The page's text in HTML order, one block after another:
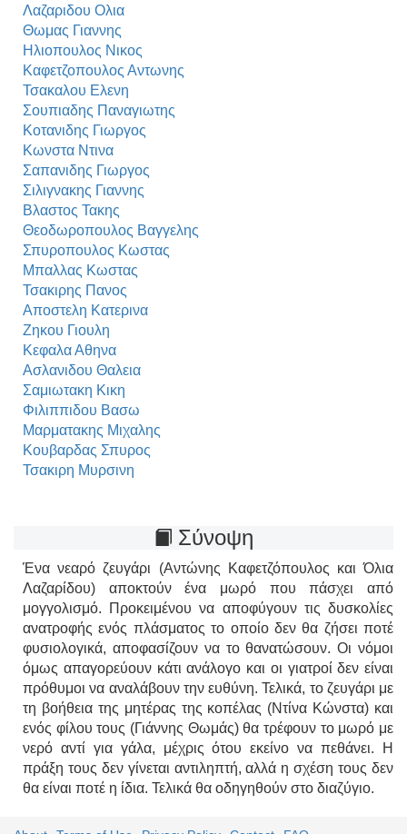
Λαζαριδου Ολια
Θωμας Γιαννης
Ηλιοπουλος Νικος
Καφετζοπουλος Αντωνης
Τσακαλου Ελενη
Σουπιαδης Παναγιωτης
Κοτανιδης Γιωργος
Κωνστα Ντινα
Σαπανιδης Γιωργος
Σιλιγνακης Γιαννης
Βλαστος Τακης
Θεοδωροπουλος Βαγγελης
Σπυροπουλος Κωστας
Μπαλλας Κωστας
Τσακιρης Πανος
Αποστελη Κατερινα
Ζηκου Γιουλη
Κεφαλα Αθηνα
Ασλανιδου Θαλεια
Σαμιωτακη Κικη
Φιλιππιδου Βασω
Μαρματακης Μιχαλης
Κουβαρδας Σπυρος
Τσακιρη Μυρσινη
Σύνοψη
Ένα νεαρό ζευγάρι (Αντώνης Καφετζόπουλος και Όλια
Λαζαρίδου) αποκτούν ένα μωρό που πάσχει από
μογγολισμό. Προκειμένου να αποφύγουν τις δυσκολίες
ανατροφής ενός πλάσματος το οποίο δεν θα ζήσει ποτέ
φυσιολογικά, αποφασίζουν να το θανατώσουν. Οι νόμοι
όμως απαγορεύουν κάτι ανάλογο και οι γιατροί δεν είναι
πρόθυμοι να αναλάβουν την ευθύνη. Τελικά, το ζευγάρι με
τη βοήθεια της μητέρας της κοπέλας (Ντίνα Κώνστα) και
ενός φίλου τους (Γιάννης Θωμάς) θα τρέφουν το μωρό με
νερό αντί για γάλα, μέχρις ότου εκείνο να πεθάνει. Η
πράξη τους δεν γίνεται αντιληπτή, αλλά η σχέση τους δεν
θα είναι ποτέ η ίδια. Τελικά θα οδηγηθούν στο διαζύγιο.